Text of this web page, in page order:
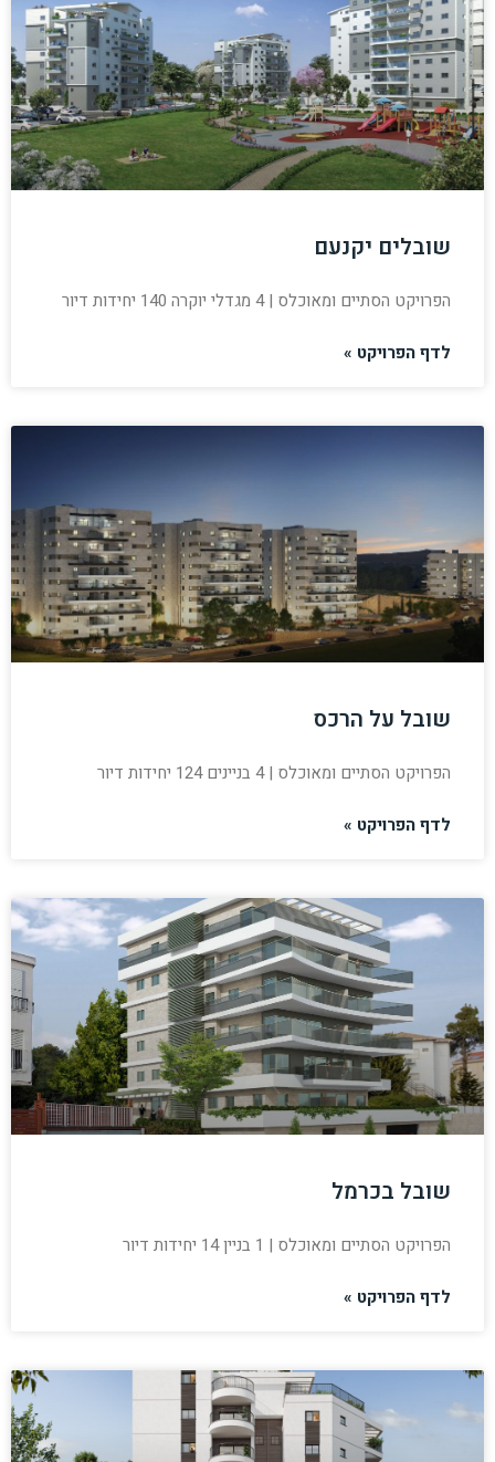
שובלים יקנעם
הפרויקט הסתיים ומאוכלס | 4 מגדלי יוקרה 140 יחידות דיור
לדף הפרויקט »
שובל על הרכס
הפרויקט הסתיים ומאוכלס | 4 בניינים 124 יחידות דיור
לדף הפרויקט »
שובל בכרמל
הפרויקט הסתיים ומאוכלס | 1 בניין 14 יחידות דיור
לדף הפרויקט »